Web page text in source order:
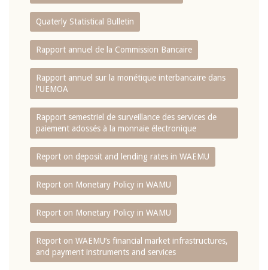
Quaterly Statistical Bulletin
Rapport annuel de la Commission Bancaire
Rapport annuel sur la monétique interbancaire dans
l'UEMOA
Rapport semestriel de surveillance des services de
paiement adossés à la monnaie électronique
Report on deposit and lending rates in WAEMU
Report on Monetary Policy in WAMU
Report on Monetary Policy in WAMU
Report on WAEMU’s financial market infrastructures,
and payment instruments and services